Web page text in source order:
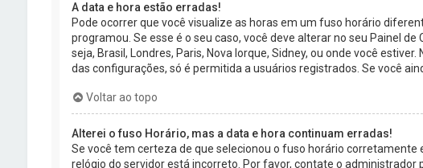
A data e hora estão erradas!
Pode ocorrer que você visualize as horas em um fuso horário
programou. Se esse é o seu caso, você deve alterar no seu Painel
seja, Brasil, Londres, Paris, Nova Iorque, Sidney, ou onde você
das configurações, só é permitida a usuários registrados. Se você
Voltar ao topo
Alterei o fuso Horário, mas a data e hora continuam erradas!
Se você tem certeza de que selecionou o fuso horário
relógio do servidor está incorreto. Por favor, contate o administrador